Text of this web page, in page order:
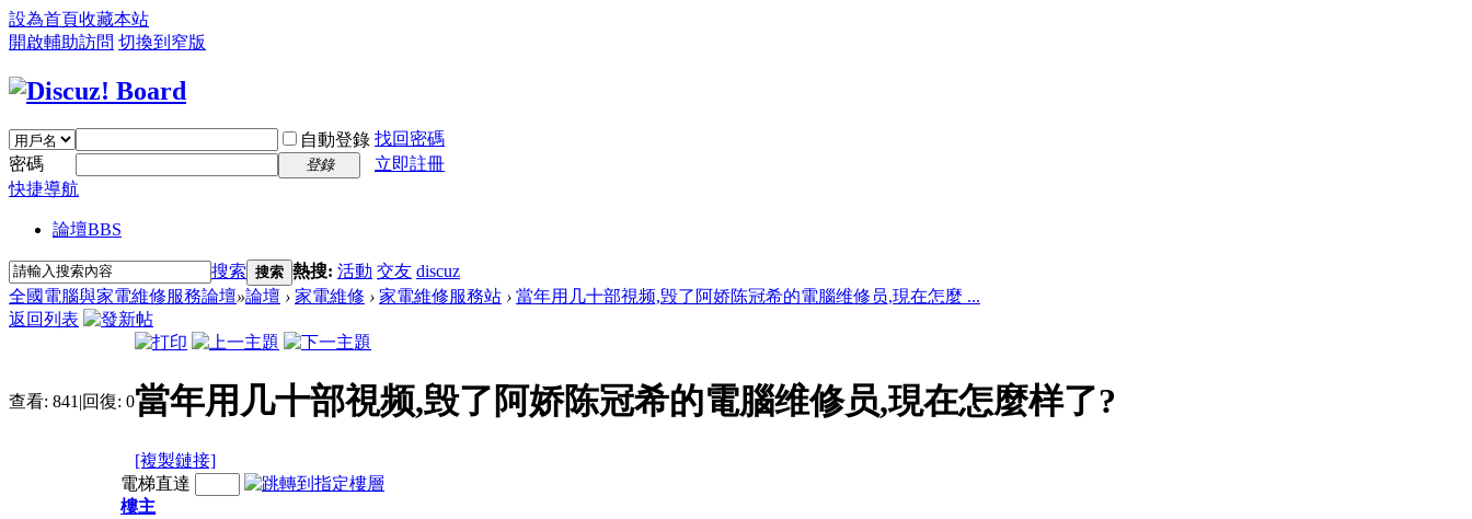
設為首頁收藏本站
開啟輔助訪問 切換到窄版
自動登錄 找回密碼
密碼
登錄
立即註冊
快捷導航
論壇BBS
搜索 搜索 熱搜: 活動 交友 discuz
全國電腦與家電維修服務論壇»論壇 › 家電維修 › 家電維修服務站 › 當年用几十部視频,毁了阿娇陈冠希的電腦维修员,現在怎麼 ...
返回列表
查看: 841 |回復: 0當年用几十部視频,毁了阿娇陈冠希的電腦维修员,現在怎麼样了?
[複製鏈接]
電梯直達
樓主